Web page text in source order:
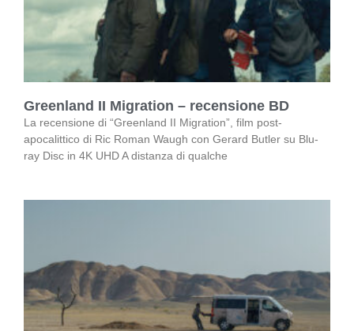
Greenland II Migration – recensione BD
La recensione di “Greenland II Migration”, film post-
apocalittico di Ric Roman Waugh con Gerard Butler su Blu-
ray Disc in 4K UHD A distanza di qualche